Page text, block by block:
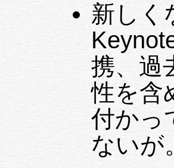
新しく
携、過
性を含
付かっ
ないが